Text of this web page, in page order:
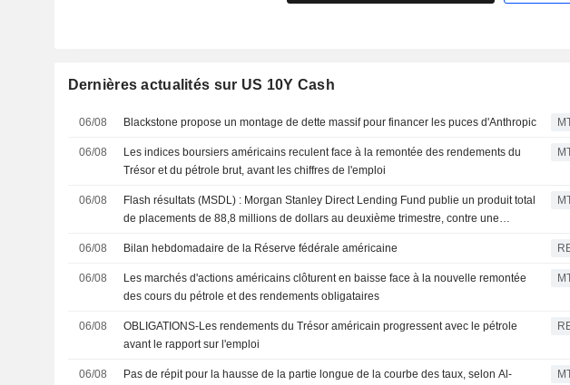
Dernières actualités sur US 10Y Cash
06/08 Blackstone propose un montage de dette massif pour financer les puces d'Anthropic
06/08
Les indices boursiers américains reculent face à la remontée des rendements du
Trésor et du pétrole brut, avant les chiffres de l'emploi
06/08
Flash résultats (MSDL) : Morgan Stanley Direct Lending Fund publie un produit total
de placements de 88,8 millions de dollars au deuxième trimestre, contre une
06/08 Bilan hebdomadaire de la Réserve fédérale américaine
06/08
Les marchés d'actions américains clôturent en baisse face à la nouvelle remontée
des cours du pétrole et des rendements obligataires
06/08
OBLIGATIONS-Les rendements du Trésor américain progressent avec le pétrole
avant le rapport sur l'emploi
06/08
Pas de répit pour la hausse de la partie longue de la courbe des taux, selon Al-